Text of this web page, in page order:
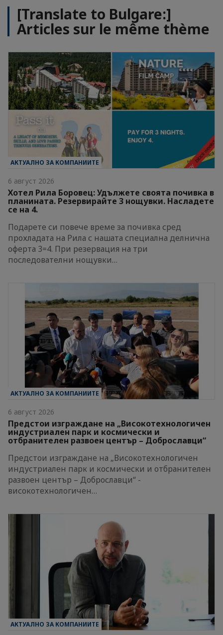
[Translate to Bulgare:]
Articles sur le même thème
АКТУАЛНО ЗА КОМПАНИИТЕ
6 август 2026
Хотел Рила Боровец: Удължете своята почивка в
планината. Резервирайте 3 нощувки. Насладете
се на 4.
Подарете си повече време за почивка сред
прохладата на Рила с нашата специална делнична
оферта 3=4. При резервация на три
последователни нощувки…
АКТУАЛНО ЗА КОМПАНИИТЕ
6 август 2026
Предстои изграждане на „Високотехнологичен
индустриален парк и космически и
отбранителен развоен център – Доброславци“
Предстои изграждане на „Високотехнологичен
индустриален парк и космически и отбранителен
развоен център – Доброславци“ -
високотехнологичен…
АКТУАЛНО ЗА КОМПАНИИТЕ